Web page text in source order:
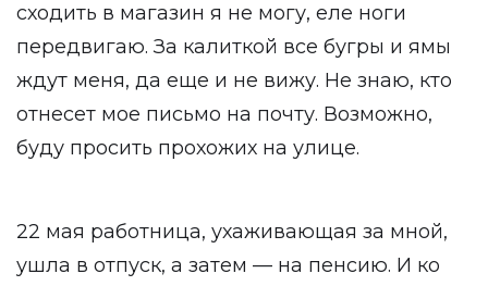
сходить в магазин я не могу, еле ноги
передвигаю. За калиткой все бугры и ямы
ждут меня, да еще и не вижу. Не знаю, кто
отнесет мое письмо на почту. Возможно,
буду просить прохожих на улице.
22 мая работница, ухаживающая за мной,
ушла в отпуск, а затем — на пенсию. И ко